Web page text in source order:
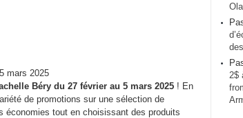
mars 2025
Béry du 27 février au 5 mars 2025 ! En
de promotions sur une sélection de
économies tout en choisissant des produits
2$